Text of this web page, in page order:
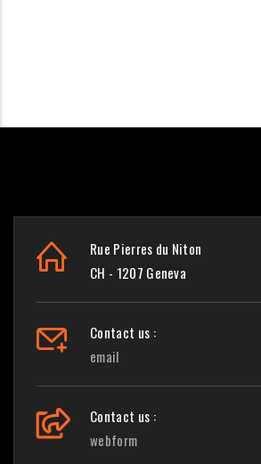
Rue Pierres du Niton
CH - 1207 Geneva
Contact us :
email
Contact us :
webform